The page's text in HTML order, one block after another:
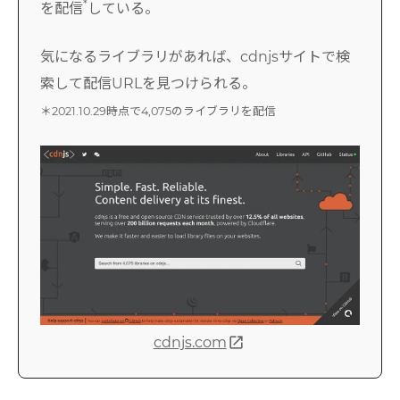
を配信* している。
気になるライブラリがあれば、cdnjsサイトで検
索して配信URLを見つけられる。
＊2021.10.29時点で4,075のライブラリを配信
cdnjs.com open_in_new